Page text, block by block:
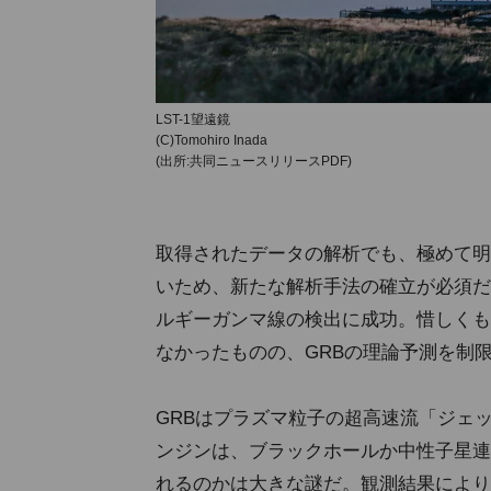
LST-1望遠鏡
(C)Tomohiro Inada
(出所:共同ニュースリリースPDF)
取得されたデータの解析でも、極めて
いため、新たな解析手法の確立が必須
ルギーガンマ線の検出に成功。惜しく
なかったものの、GRBの理論予測を制
GRBはプラズマ粒子の超高速流「ジェ
ンジンは、ブラックホールか中性子星
れるのかは大きな謎だ。観測結果によ